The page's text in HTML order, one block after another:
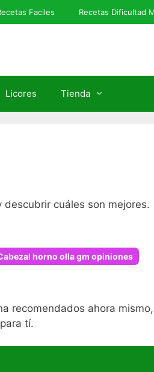
Faciles Recetas Dificultad
Licores Tienda
cuáles son mejores.
horno olla gm opiniones
recomendados ahora mismo,
tí.